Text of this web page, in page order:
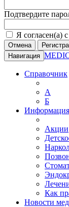
Подтвердите
Я согласен(а) с
Отмена
Навигация
Справочник
А
Б
Информация
Акции
Как
Новости